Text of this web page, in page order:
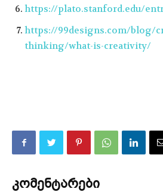
https://plato.stanford.edu/
https://99designs.com/blog/
thinking/what-is-creativity/
კომენტარები